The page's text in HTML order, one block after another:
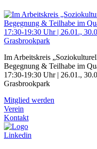
Im Arbeitskreis
Begegnung & Teilhabe im
17:30-19:30 Uhr | 26.01.,
Grasbrookpark
Mitglied werden
Verein
Kontakt
Linkedin